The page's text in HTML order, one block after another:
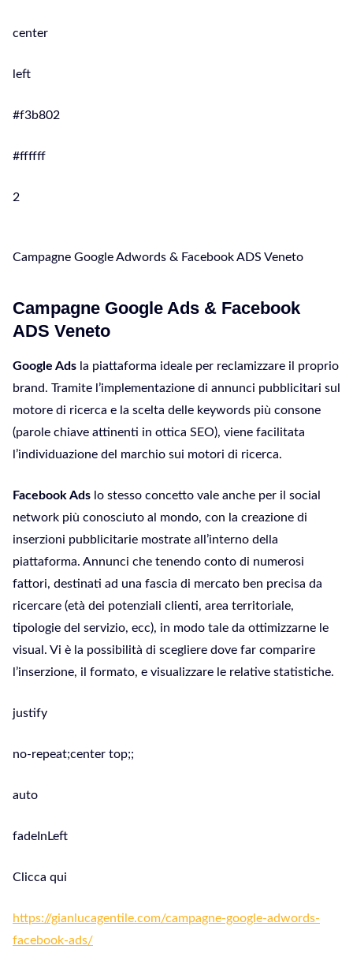
center
left
#f3b802
#ffffff
2
Campagne Google Adwords & Facebook ADS Veneto
Campagne Google Ads & Facebook
ADS Veneto
Google Ads la piattaforma ideale per reclamizzare il proprio
brand. Tramite l’implementazione di annunci pubblicitari sul
motore di ricerca e la scelta delle keywords più consone
(parole chiave attinenti in ottica SEO), viene facilitata
l’individuazione del marchio sui motori di ricerca.
Facebook Ads lo stesso concetto vale anche per il social
network più conosciuto al mondo, con la creazione di
inserzioni pubblicitarie mostrate all’interno della
piattaforma. Annunci che tenendo conto di numerosi
fattori, destinati ad una fascia di mercato ben precisa da
ricercare (età dei potenziali clienti, area territoriale,
tipologie del servizio, ecc), in modo tale da ottimizzarne le
visual. Vi è la possibilità di scegliere dove far comparire
l’inserzione, il formato, e visualizzare le relative statistiche.
justify
no-repeat;center top;;
auto
fadeInLeft
Clicca qui
https://gianlucagentile.com/campagne-google-adwords-
facebook-ads/